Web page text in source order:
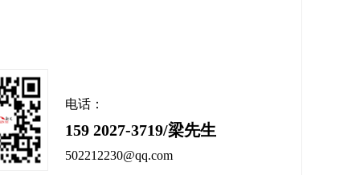
电话：
159 2027-3719/梁先生
502212230@qq.com